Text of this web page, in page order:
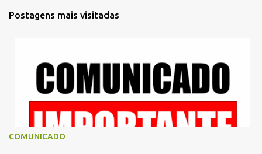
Postagens mais visitadas
COMUNICADO